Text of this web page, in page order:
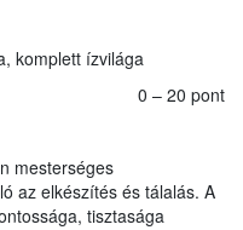
komplett ízvilága
0 – 20 pont
mesterséges
az elkészítés és tálalás. A
tisztasága